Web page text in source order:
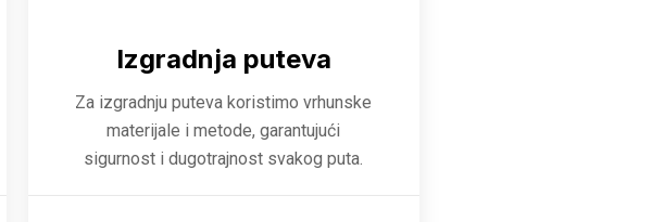
Izgradnja puteva
Za izgradnju puteva koristimo vrhunske
materijale i metode, garantujući
sigurnost i dugotrajnost svakog puta.